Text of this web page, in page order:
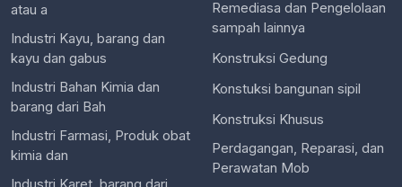
atau a
Industri Kayu, barang dan
kayu dan gabus
Industri Bahan Kimia dan
barang dari Bah
Industri Farmasi, Produk obat
kimia dan
Remediasa dan Pengelolaan
sampah lainnya
Konstruksi Gedung
Konstuksi bangunan sipil
Konstruksi Khusus
Perdagangan, Reparasi, dan
Perawatan Mob